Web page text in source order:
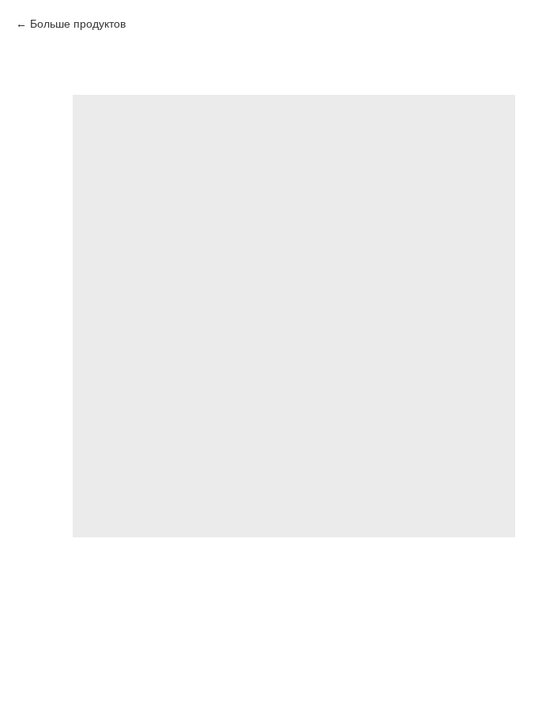
Больше продуктов